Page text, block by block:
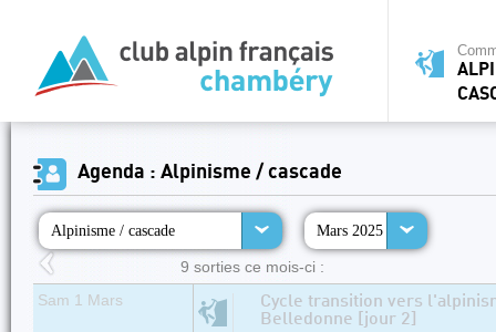
Agenda : Alpinisme / cascade
Alpinisme / cascade Mars 2025
9 sorties ce mois-ci :
Sam 1 Mars
Cycle transition vers
Belledonne [jour 2]